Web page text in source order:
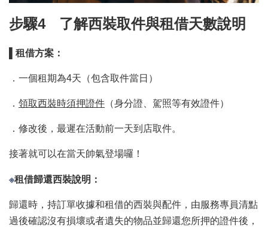
步驟4 了解西裝取件與租借天數說明
租借方案：
．一個租期為4天（包含取件當日）
． 領取西裝時須押證件 （身分證、駕照等有效證件）
．修改後，最遲在活動前一天到店取件。
接著就可以在當天帥氣登場囉！
※租借歸還西裝說明：
歸還時，持訂單收據和租借的西裝與配件，由服務專員清點
過後確認沒有損壞或者遺失的物品並歸還您所押的證件後，